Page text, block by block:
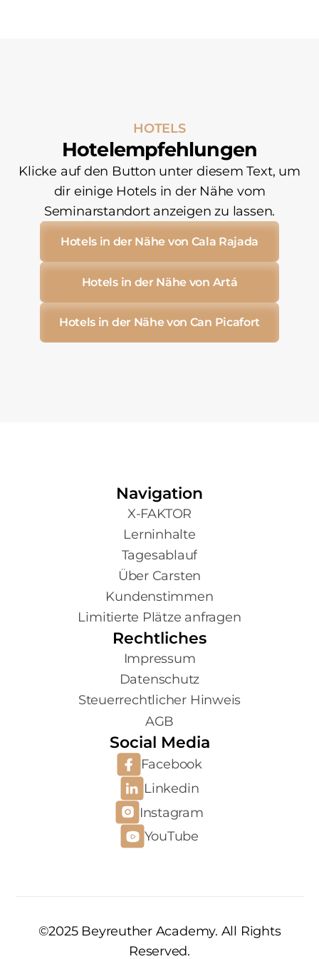
HOTELS
Hotelempfehlungen
Klicke auf den Button unter diesem Text, um
dir einige Hotels in der Nähe vom
Seminarstandort anzeigen zu lassen.
Hotels in der Nähe von Cala Rajada
Hotels in der Nähe von Artá
Hotels in der Nähe von Can Picafort
Navigation
X-FAKTOR
Lerninhalte
Tagesablauf
Über Carsten
Kundenstimmen
Limitierte Plätze anfragen
Rechtliches
Impressum
Datenschutz
Steuerrechtlicher Hinweis
AGB
Social Media
Facebook
Linkedin
Instagram
YouTube
©2025 Beyreuther Academy. All Rights
Reserved.